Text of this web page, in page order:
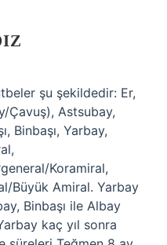
şu şekildedir: Er,
Çavuş), Astsubay,
Binbaşı, Yarbay,
Koramiral,
Büyük Amiral. Yarbay
Binbaşı ile Albay
kaç yıl sonra